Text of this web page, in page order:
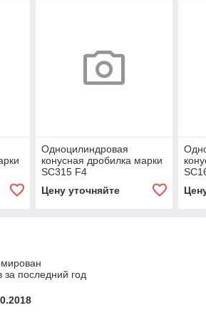
Одноцилиндровая
конусная дробилка марки
SC315 F4
Цену уточняйте
последний год